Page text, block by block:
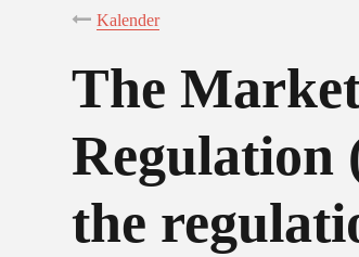
Kalender
The
the